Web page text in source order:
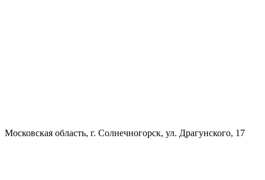
Московская область, г. Солнечногорск, ул. Драгунского, 17